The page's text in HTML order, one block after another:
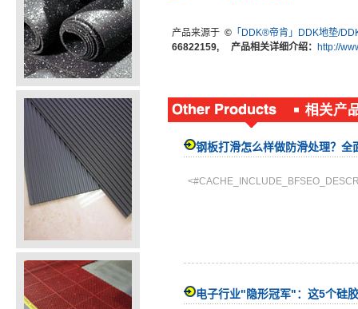
产品来源于 © 「DDK®帝肯」DDK地垫/
66822159, 产品相关详细介绍：
http://
钢板打滑怎么样做防滑处理？
电子行业"隐形冠军"：这5个硅